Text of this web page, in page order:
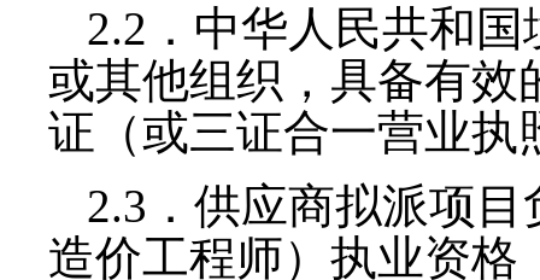
2.2 ．中华人民共和
或其他组织，具备有效
证（或三证合一营业执
2.3 ．供应商拟派项
造价工程师）执业资格